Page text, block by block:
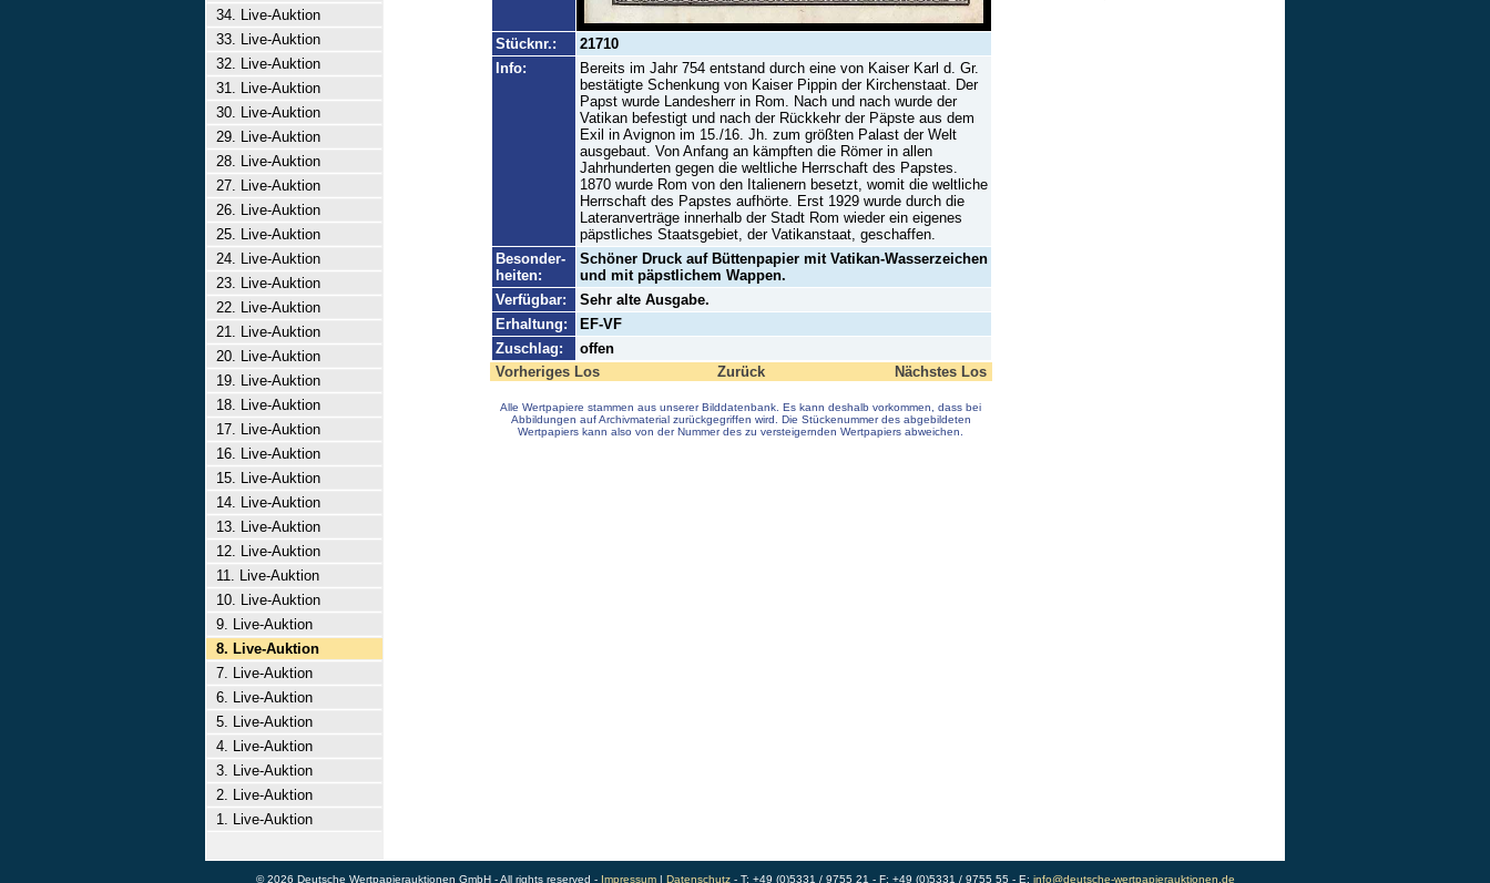
34. Live-Auktion
33. Live-Auktion
32. Live-Auktion
31. Live-Auktion
30. Live-Auktion
29. Live-Auktion
28. Live-Auktion
27. Live-Auktion
26. Live-Auktion
25. Live-Auktion
24. Live-Auktion
23. Live-Auktion
22. Live-Auktion
21. Live-Auktion
20. Live-Auktion
19. Live-Auktion
18. Live-Auktion
17. Live-Auktion
16. Live-Auktion
15. Live-Auktion
14. Live-Auktion
13. Live-Auktion
12. Live-Auktion
11. Live-Auktion
10. Live-Auktion
9. Live-Auktion
8. Live-Auktion
7. Live-Auktion
6. Live-Auktion
5. Live-Auktion
4. Live-Auktion
3. Live-Auktion
2. Live-Auktion
1. Live-Auktion
Stücknr.:
21710
Info:
Bereits im Jahr 754 entstand durch eine von Kaiser Karl d. Gr.
bestätigte Schenkung von Kaiser Pippin der Kirchenstaat. Der
Papst wurde Landesherr in Rom. Nach und nach wurde der
Vatikan befestigt und nach der Rückkehr der Päpste aus dem
Exil in Avignon im 15./16. Jh. zum größten Palast der Welt
ausgebaut. Von Anfang an kämpften die Römer in allen
Jahrhunderten gegen die weltliche Herrschaft des Papstes.
1870 wurde Rom von den Italienern besetzt, womit die weltliche
Herrschaft des Papstes aufhörte. Erst 1929 wurde durch die
Lateranverträge innerhalb der Stadt Rom wieder ein eigenes
päpstliches Staatsgebiet, der Vatikanstaat, geschaffen.
Besonder-
heiten:
Schöner Druck auf Büttenpapier mit Vatikan-Wasserzeichen
und mit päpstlichem Wappen.
Verfügbar:
Sehr alte Ausgabe.
Erhaltung:
EF-VF
Zuschlag:
offen
Vorheriges Los
Zurück Nächstes Los
Alle Wertpapiere stammen aus unserer Bilddatenbank. Es kann deshalb vorkommen, dass bei
Abbildungen auf Archivmaterial zurückgegriffen wird. Die Stückenummer des abgebildeten
Wertpapiers kann also von der Nummer des zu versteigernden Wertpapiers abweichen.
© 2026 Deutsche Wertpapierauktionen GmbH - All rights reserved - Impressum| Datenschutz- T: +49 (0)5331 / 9755 21 - F: +49 (0)5331 / 9755 55 - E: info@deutsche-wertpapierauktionen.de